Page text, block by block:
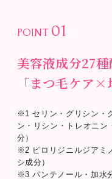
POINT 01
美容液成分27種
「まつ毛ケア×
※1 セリン・グリシン・
ン・リシン・トレオニン
分）
※2 ピロリジニルジアミ
シ成分）
※3 パンテノール・加水